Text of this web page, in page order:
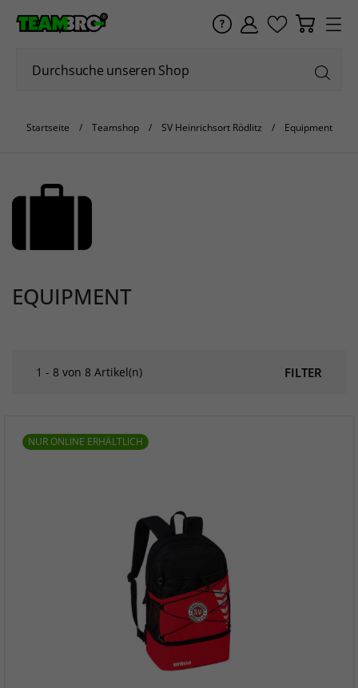
Startseite Teamshop SV Heinrichsort Rödlitz Equipment
EQUIPMENT
FILTER
1 - 8 von 8 Artikel(n)
NUR ONLINE ERHÄLTLICH